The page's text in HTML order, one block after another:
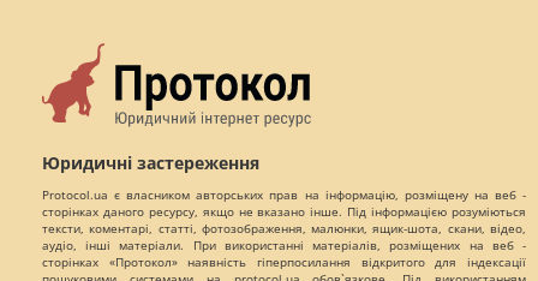
Юридичні застереження
Protocol.ua є власником авторських прав на інформацію, розміщену на веб -
сторінках даного ресурсу, якщо не вказано інше. Під інформацією розуміються
тексти, коментарі, статті, фотозображення, малюнки, ящик-шота, скани, відео,
аудіо, інші матеріали. При використанні матеріалів, розміщених на веб -
сторінках «Протокол» наявність гіперпосилання відкритого для індексації